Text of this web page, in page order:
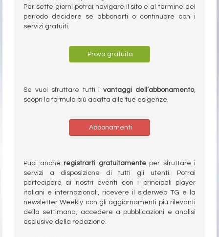
Per sette giorni potrai navigare il sito e al termine del
periodo decidere se abbonarti o continuare con i
servizi gratuiti.
Prova gratuita
Se vuoi sfruttare tutti ivantaggi dell’abbonamento,
scopri la formula più adatta alle tue esigenze.
Abbonamenti
Puoi anche registrarti gratuitamenteper sfruttare i
servizi a disposizione di tutti gli utenti. Potrai
partecipare ai nostri eventi con i principali player
italiani e internazionali, ricevere il siderweb TG e la
newsletter Weekly con gli aggiornamenti più rilevanti
della settimana, accedere a pubblicazioni e analisi
esclusive della redazione.